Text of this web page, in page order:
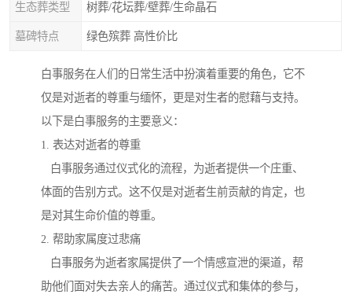
生态葬类型 树葬/花坛葬/壁葬/生命晶石
墓碑特点 绿色殡葬 高性价比
白事服务在人们的日常生活中扮演着重要的角色，它不
仅是对逝者的尊重与缅怀，更是对生者的慰藉与支持。
以下是白事服务的主要意义：
1. 表达对逝者的尊重
白事服务通过仪式化的流程，为逝者提供一个庄重、
体面的告别方式。这不仅是对逝者生前贡献的肯定，也
是对其生命价值的尊重。
2. 帮助家属度过悲痛
白事服务为逝者家属提供了一个情感宣泄的渠道，帮
助他们面对失去亲人的痛苦。通过仪式和集体的参与，